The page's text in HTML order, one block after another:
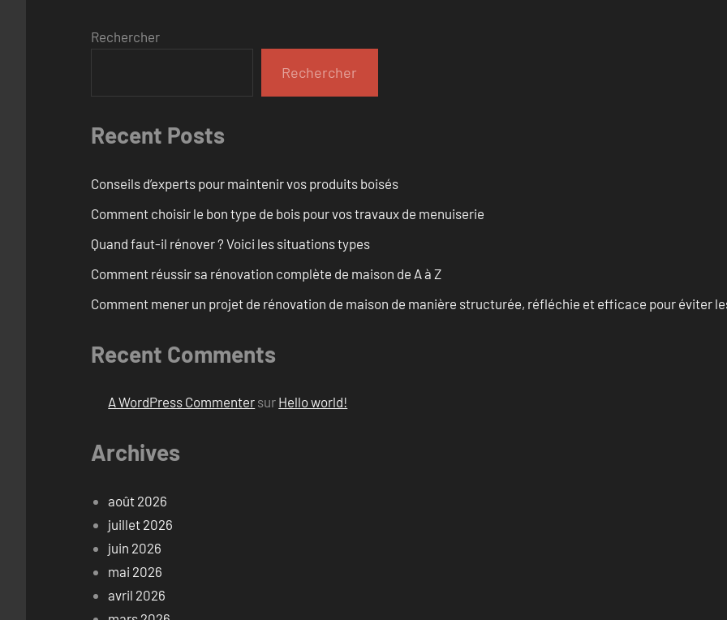
Rechercher
Rechercher
Recent Posts
Conseils d’experts pour maintenir vos produits boisés
Comment choisir le bon type de bois pour vos travaux de menuiserie
Quand faut-il rénover ? Voici les situations types
Comment réussir sa rénovation complète de maison de A à Z
Comment mener un projet de rénovation de maison de manière structurée, réfléchie et efficace pour éviter
Recent Comments
A WordPress Commenter sur Hello world!
Archives
août 2026
juillet 2026
juin 2026
mai 2026
avril 2026